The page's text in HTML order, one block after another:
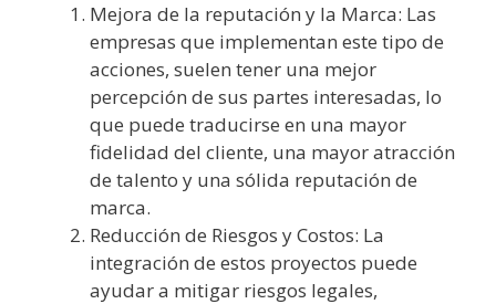
Mejora de la reputación y la Marca: Las
empresas que implementan este tipo de
acciones, suelen tener una mejor
percepción de sus partes interesadas, lo
que puede traducirse en una mayor
fidelidad del cliente, una mayor atracción
de talento y una sólida reputación de
marca.
Reducción de Riesgos y Costos: La
integración de estos proyectos puede
ayudar a mitigar riesgos legales,